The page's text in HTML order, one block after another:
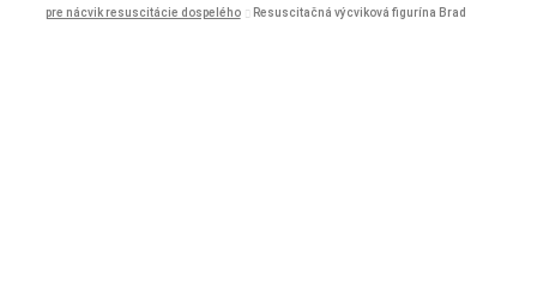
pre nácvik resuscitácie dospelého
Resuscitačná výcviková figurína Brad